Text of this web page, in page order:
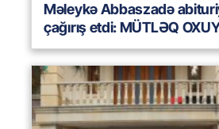
Məleykə Abbaszadə
çağırış etdi: MÜTLƏQ